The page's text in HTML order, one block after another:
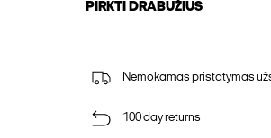
PIRKTI DRABUŽIUS
Nemokamas pristatymas
100 day returns